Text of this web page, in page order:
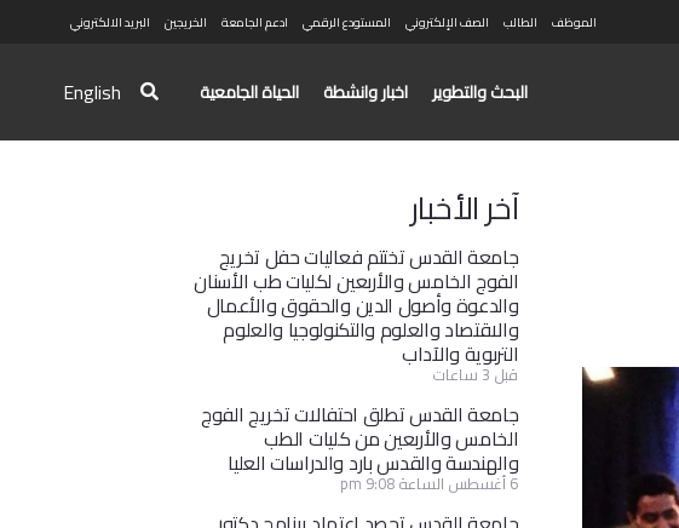
الموظف الطالب الصف الإلكتروني المستودع الرقمي ادعم الجامعة الخريجين البريد الالكتروني
البحث والتطوير اخبار وانشطة الحياة الجامعية English
آخر الأخبار
جامعة القدس تختتم فعاليات حفل تخريج
الفوج الخامس والأربعين لكليات طب الأسنان
والدعوة وأصول الدين والحقوق والأعمال
والاقتصاد والعلوم والتكنولوجيا والعلوم
التربوية والآداب
قبل 3 ساعات
جامعة القدس تطلق احتفالات تخريج الفوج
الخامس والأربعين من كليات الطب
والهندسة والقدس بارد والدراسات العليا
6 أغسطس الساعة 9:08 pm